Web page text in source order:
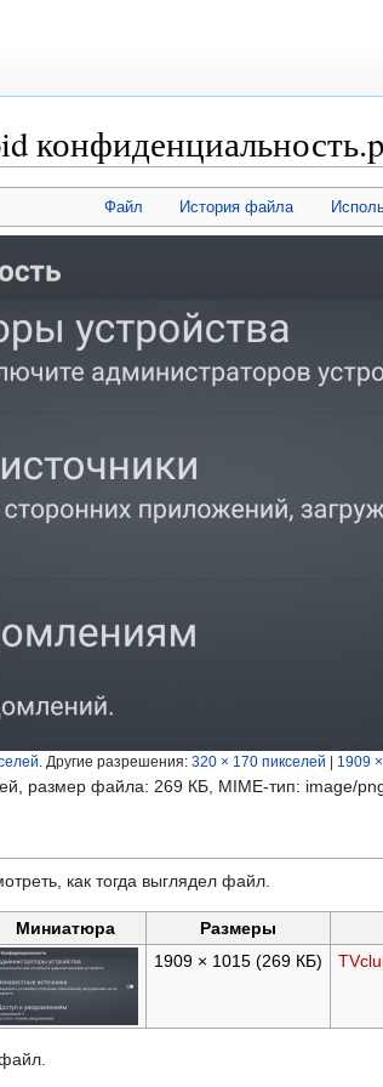
Файл История файла
Другие разрешения: 320 × 170 пикселей 1909
размер файла: 269 КБ, MIME-тип: image/
как тогда выглядел файл.
Миниатюра Размеры
1909 × 1015 (269 КБ)